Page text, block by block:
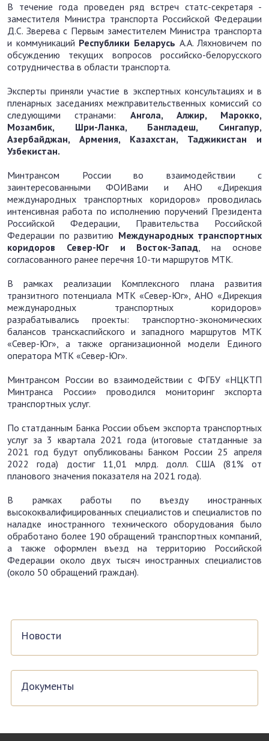
В течение года проведен ряд встреч статс-секретаря -
заместителя Министра транспорта Российской Федерации
Д.С. Зверева с Первым заместителем Министра транспорта
и коммуникаций Республики Беларусь А.А. Ляхновичем по
обсуждению текущих вопросов российско-белорусского
сотрудничества в области транспорта.
Эксперты приняли участие в экспертных консультациях и в
пленарных заседаниях межправительственных комиссий со
следующими странами: Ангола, Алжир, Марокко,
Мозамбик, Шри-Ланка, Бангладеш, Сингапур,
Азербайджан, Армения, Казахстан, Таджикистан и
Узбекистан.
Минтрансом России во взаимодействии с
заинтересованными ФОИВами и АНО «Дирекция
международных транспортных коридоров» проводилась
интенсивная работа по исполнению поручений Президента
Российской Федерации, Правительства Российской
Федерации по развитию Международных транспортных
коридоров Север-Юг и Восток-Запад, на основе
согласованного ранее перечня 10-ти маршрутов МТК.
В рамках реализации Комплексного плана развития
транзитного потенциала МТК «Север-Юг», АНО «Дирекция
международных транспортных коридоров»
разрабатывались проекты: транспортно-экономических
балансов транскаспийского и западного маршрутов МТК
«Север-Юг», а также организационной модели Единого
оператора МТК «Север-Юг».
Минтрансом России во взаимодействии с ФГБУ «НЦКТП
Минтранса России» проводился мониторинг экспорта
транспортных услуг.
По статданным Банка России объем экспорта транспортных
услуг за 3 квартала 2021 года (итоговые статданные за
2021 год будут опубликованы Банком России 25 апреля
2022 года) достиг 11,01 млрд. долл. США (81% от
планового значения показателя на 2021 года).
В рамках работы по въезду иностранных
высококвалифицированных специалистов и специалистов по
наладке иностранного технического оборудования было
обработано более 190 обращений транспортных компаний,
а также оформлен въезд на территорию Российской
Федерации около двух тысяч иностранных специалистов
(около 50 обращений граждан).
Новости
Документы